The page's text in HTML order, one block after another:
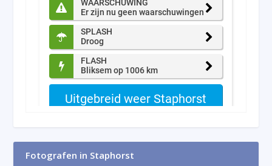
Fotografen in Staphorst